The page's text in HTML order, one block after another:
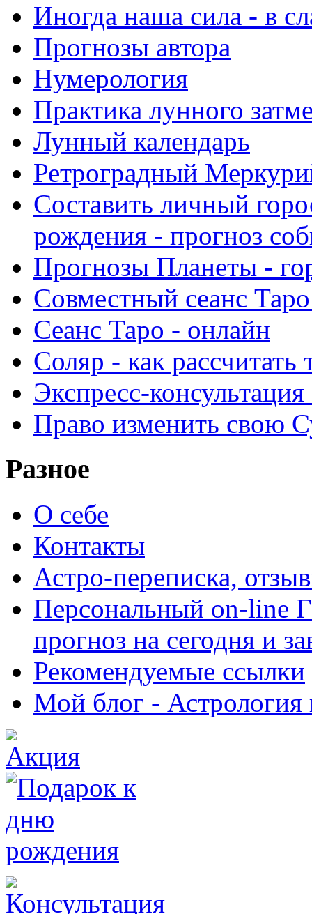
Иногда наша сила - в
Прогнозы автора
Нумерология
Практика лунного
Лунный календарь
Ретроградный
Составить личный
рождения - прогноз
Прогнозы Планеты -
Совместный сеанс
Сеанс Таро - онлайн
Соляр - как
Экспресс-
Право изменить свою
Разное
О себе
Контакты
Астро-переписка,
Персональный on-
прогноз на сегодня и
Рекомендуемые ссылки
Мой блог - Астрология